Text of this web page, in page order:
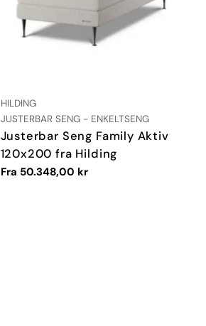
LEVERANDØR:
HILDING
TYPE:
JUSTERBAR SENG - ENKELTSENG
Justerbar Seng Family Aktiv
120x200 fra Hilding
Vanlig
Fra 50.348,00 kr